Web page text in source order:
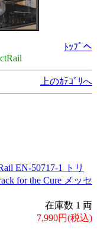
ﾄｯﾌﾟへ
上のｶﾃｺﾞﾘへ
EN-50717-1 トリ
for the Cure メッセ
在庫数 1 両
7,990円(税込)